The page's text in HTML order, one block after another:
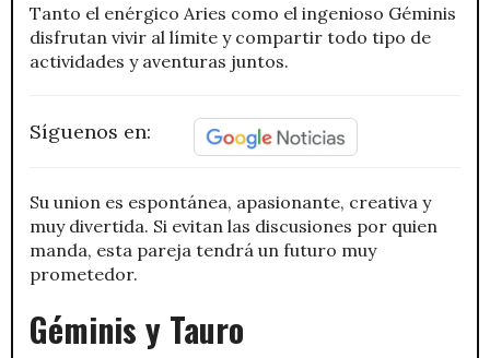
Tanto el enérgico Aries como el ingenioso Géminis
disfrutan vivir al límite y compartir todo tipo de
actividades y aventuras juntos.
Síguenos en:
Su union es espontánea, apasionante, creativa y
muy divertida. Si evitan las discusiones por quien
manda, esta pareja tendrá un futuro muy
prometedor.
Géminis y Tauro